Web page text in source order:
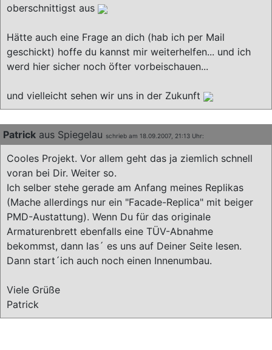
oberschnittigst aus
Hätte auch eine Frage an dich (hab ich per Mail
geschickt) hoffe du kannst mir weiterhelfen... und ich
werd hier sicher noch öfter vorbeischauen...
und vielleicht sehen wir uns in der Zukunft
Patrick aus Spiegelau schrieb am 18.09.2007, 21:13 Uhr:
Cooles Projekt. Vor allem geht das ja ziemlich schnell
voran bei Dir. Weiter so.
Ich selber stehe gerade am Anfang meines Replikas
(Mache allerdings nur ein "Facade-Replica" mit beiger
PMD-Austattung). Wenn Du für das originale
Armaturenbrett ebenfalls eine TÜV-Abnahme
bekommst, dann las´ es uns auf Deiner Seite lesen.
Dann start´ich auch noch einen Innenumbau.
Viele Grüße
Patrick